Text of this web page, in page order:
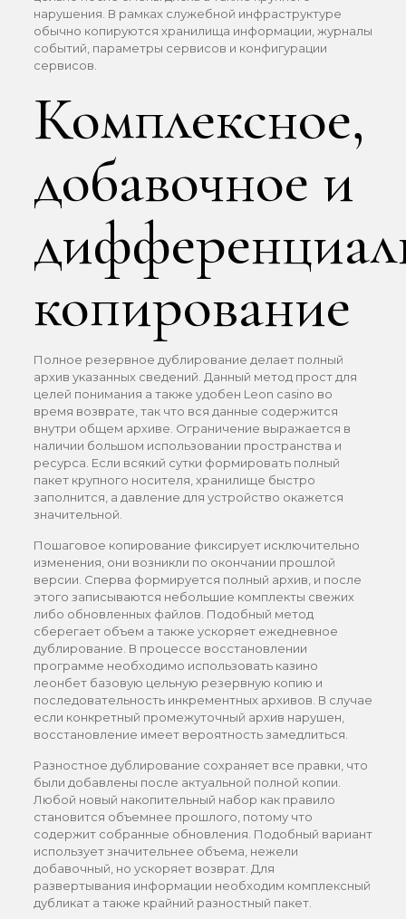
нарушения. В рамках служебной инфраструктуре
обычно копируются хранилища информации, журналы
событий, параметры сервисов и конфигурации
сервисов.
Комплексное,
добавочное и
копирование
Полное резервное дублирование делает полный
архив указанных сведений. Данный метод прост для
целей понимания а также удобен Leon casino во
время возврате, так что вся данные содержится
внутри общем архиве. Ограничение выражается в
наличии большом использовании пространства и
ресурса. Если всякий сутки формировать полный
пакет крупного носителя, хранилище быстро
заполнится, а давление для устройство окажется
значительной.
Пошаговое копирование фиксирует исключительно
изменения, они возникли по окончании прошлой
версии. Сперва формируется полный архив, и после
этого записываются небольшие комплекты свежих
либо обновленных файлов. Подобный метод
сберегает объем а также ускоряет ежедневное
дублирование. В процессе восстановлении
программе необходимо использовать казино
леонбет базовую цельную резервную копию и
последовательность инкрементных архивов. В случае
если конкретный промежуточный архив нарушен,
восстановление имеет вероятность замедлиться.
Разностное дублирование сохраняет все правки, что
были добавлены после актуальной полной копии.
Любой новый накопительный набор как правило
становится объемнее прошлого, потому что
содержит собранные обновления. Подобный вариант
использует значительнее объема, нежели
добавочный, но ускоряет возврат. Для
развертывания информации необходим комплексный
дубликат а также крайний разностный пакет.